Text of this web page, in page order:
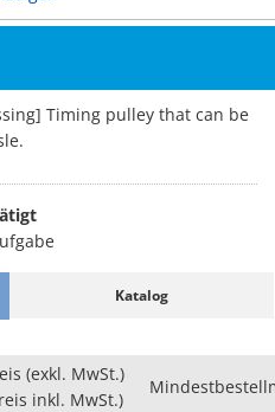
Timing pulley that can be
Katalog
(exkl. MwSt.)
inkl. MwSt.)